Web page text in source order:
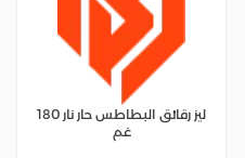
ليز رقائق البطاطس حار نار 180
غم